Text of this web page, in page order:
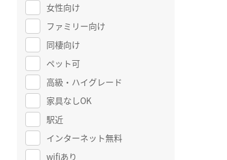
女性向け
ファミリー向け
同棲向け
ペット可
高級・ハイグレード
家具なしOK
駅近
インターネット無料
wifiあり